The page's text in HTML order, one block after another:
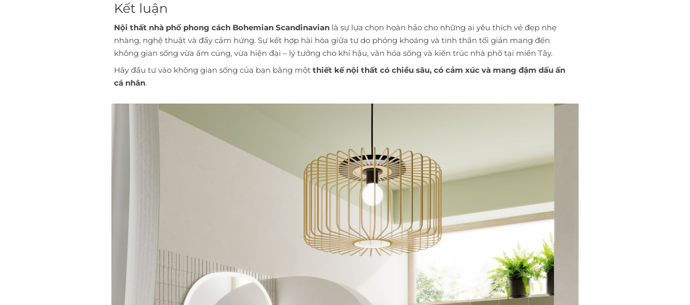
Kết luận
Nội thất nhà phố phong cách Bohemian Scandinavian là sự lựa chọn hoàn hảo cho những ai yêu thích vẻ đẹp nhẹ
nhàng, nghệ thuật và đầy cảm hứng. Sự kết hợp hài hòa giữa tự do phóng khoáng và tinh thần tối giản mang đến
không gian sống vừa ấm cúng, vừa hiện đại – lý tưởng cho khí hậu, văn hóa sống và kiến trúc nhà phố tại miền Tây.
Hãy đầu tư vào không gian sống của bạn bằng một thiết kế nội thất có chiều sâu, có cảm xúc và mang đậm dấu ấn
cá nhân.